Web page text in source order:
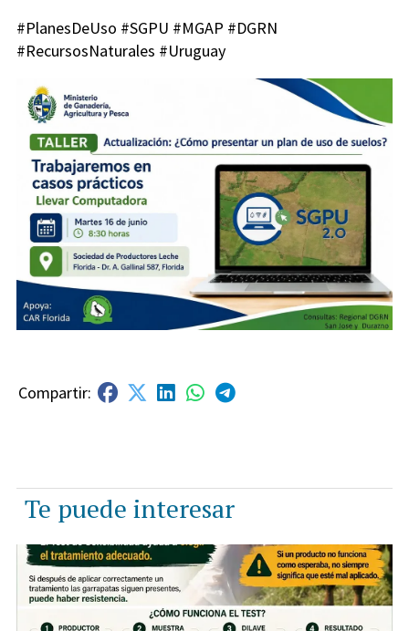
#PlanesDeUso #SGPU #MGAP #DGRN
#RecursosNaturales #Uruguay
Te puede interesar